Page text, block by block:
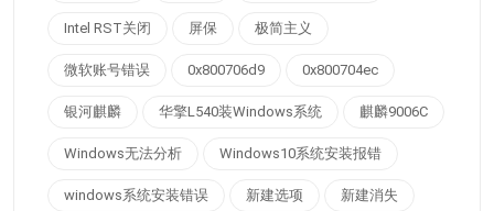
Intel RST关闭 屏保 极简主义
微软账号错误 0x800706d9 0x800704ec
银河麒麟 华擎L540装Windows系统 麒麟9006C
Windows无法分析 Windows10系统安装报错
windows系统安装错误 新建选项 新建消失